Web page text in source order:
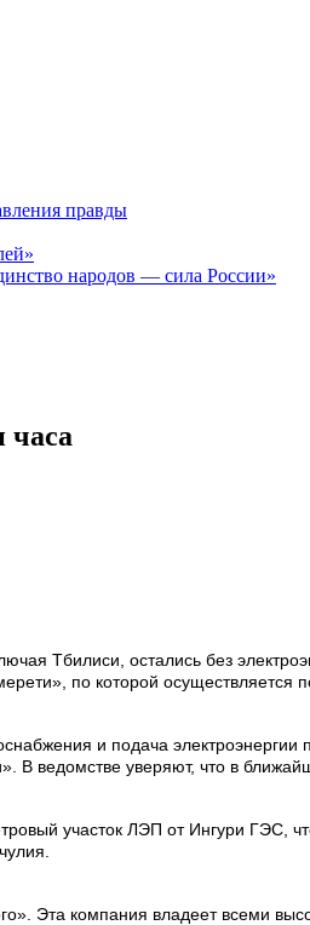
правды
народов — сила России»
часа
Тбилиси, остались без
по которой осуществляется
и подача
В ведомстве уверяют, что в
участок ЛЭП от Ингури ГЭС,
Эта компания владеет всеми